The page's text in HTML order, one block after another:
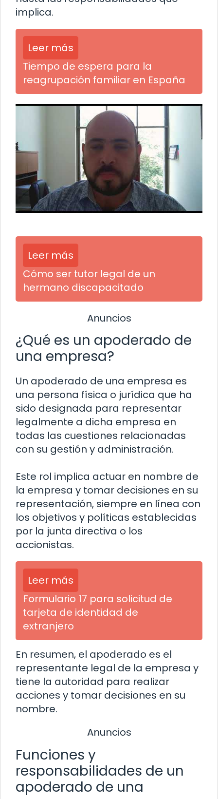
implica.
Leer más
Tiempo de espera para la
reagrupación familiar en España
Leer más
Cómo ser tutor legal de un
hermano discapacitado
Anuncios
¿Qué es un apoderado de
una empresa?
Un apoderado de una empresa es
una persona física o jurídica que ha
sido designada para representar
legalmente a dicha empresa en
todas las cuestiones relacionadas
con su gestión y administración.
Este rol implica actuar en nombre de
la empresa y tomar decisiones en su
representación, siempre en línea con
los objetivos y políticas establecidas
por la junta directiva o los
accionistas.
Leer más
Formulario 17 para solicitud de
tarjeta de identidad de
extranjero
En resumen, el apoderado es el
representante legal de la empresa y
tiene la autoridad para realizar
acciones y tomar decisiones en su
nombre.
Anuncios
Funciones y
responsabilidades de un
apoderado de una